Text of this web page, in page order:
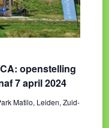
openstelling
7 april 2024
Matilo, Leiden, Zuid-